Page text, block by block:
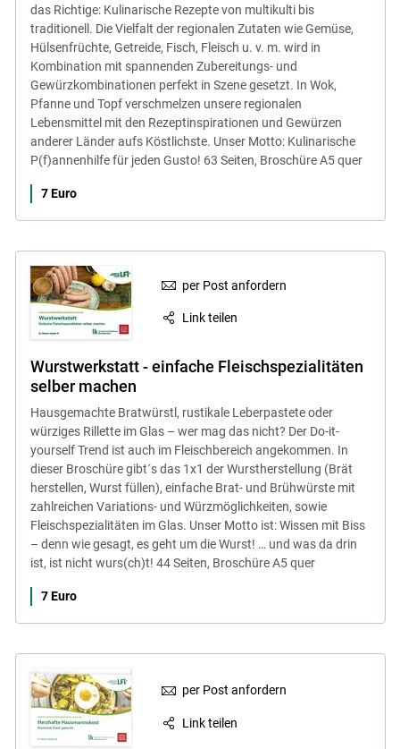
Skip to main content
das Richtige: Kulinarische Rezepte von multikulti bis
traditionell. Die Vielfalt der regionalen Zutaten wie Gemüse,
Hülsenfrüchte, Getreide, Fisch, Fleisch u. v. m. wird in
Kombination mit spannenden Zubereitungs- und
Gewürzkombinationen perfekt in Szene gesetzt. In Wok,
Pfanne und Topf verschmelzen unsere regionalen
Lebensmittel mit den Rezeptinspirationen und Gewürzen
anderer Länder aufs Köstlichste. Unser Motto: Kulinarische
P(f)annenhilfe für jeden Gusto! 63 Seiten, Broschüre A5 quer
7 Euro
per Post anfordern
Link teilen
Wurstwerkstatt - einfache Fleischspezialitäten
selber machen
Hausgemachte Bratwürstl, rustikale Leberpastete oder
würziges Rillette im Glas – wer mag das nicht? Der Do-it-
yourself Trend ist auch im Fleischbereich angekommen. In
dieser Broschüre gibt´s das 1x1 der Wurstherstellung (Brät
herstellen, Wurst füllen), einfache Brat- und Brühwürste mit
zahlreichen Variations- und Würzmöglichkeiten, sowie
Fleischspezialitäten im Glas. Unser Motto ist: Wissen mit Biss
– denn wie gesagt, es geht um die Wurst! … und was da drin
ist, ist nicht wurs(ch)t! 44 Seiten, Broschüre A5 quer
7 Euro
per Post anfordern
Link teilen